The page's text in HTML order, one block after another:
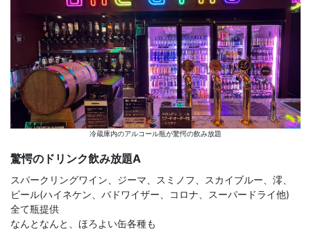
冷蔵庫内のアルコール瓶が驚愕の飲み放題
驚愕のドリンク飲み放題A
スパークリングワイン、ジーマ、スミノフ、スカイブルー、澪、
ビール(ハイネケン、バドワイザー、コロナ、スーパードライ他)
全て瓶提供
なんとなんと、ほろよい缶各種も